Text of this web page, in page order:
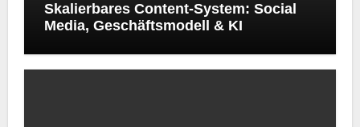
Skalierbares Content-System: Social
Media, Geschäftsmodell & KI